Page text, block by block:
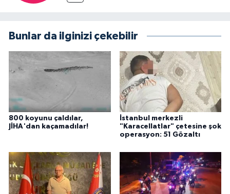
Bunlar da ilginizi çekebilir
800 koyunu çaldılar,
JİHA'dan kaçamadılar!
İstanbul merkezli
"Karacellatlar" çetesine şok
operasyon: 51 Gözaltı